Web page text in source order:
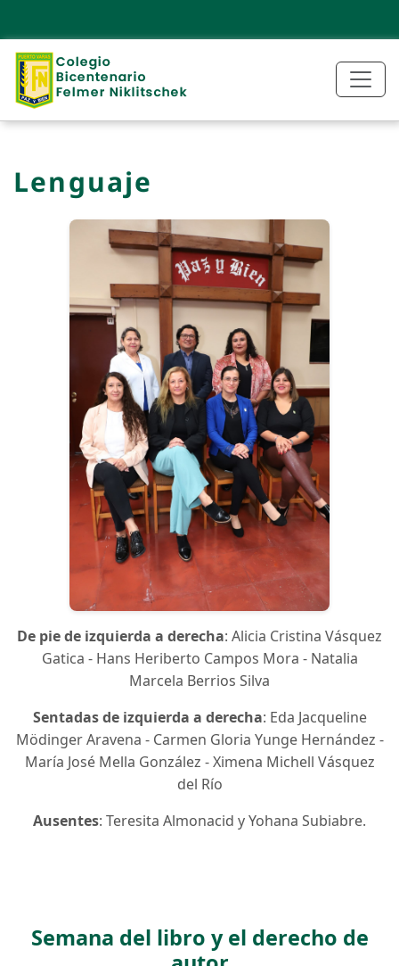
Lenguaje
De pie de izquierda a derecha: Alicia Cristina Vásquez
Gatica - Hans Heriberto Campos Mora - Natalia
Marcela Berrios Silva
Sentadas de izquierda a derecha: Eda Jacqueline
Mödinger Aravena - Carmen Gloria Yunge Hernández -
María José Mella González - Ximena Michell Vásquez
del Río
Ausentes: Teresita Almonacid y Yohana Subiabre.
Semana del libro y el derecho de